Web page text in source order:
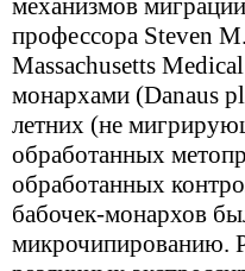
механизмов
профессора Steven
Massachusetts
монархами (Danaus
летних (не
обработанных
обработанных
бабочек-монархов
микрочипированию.